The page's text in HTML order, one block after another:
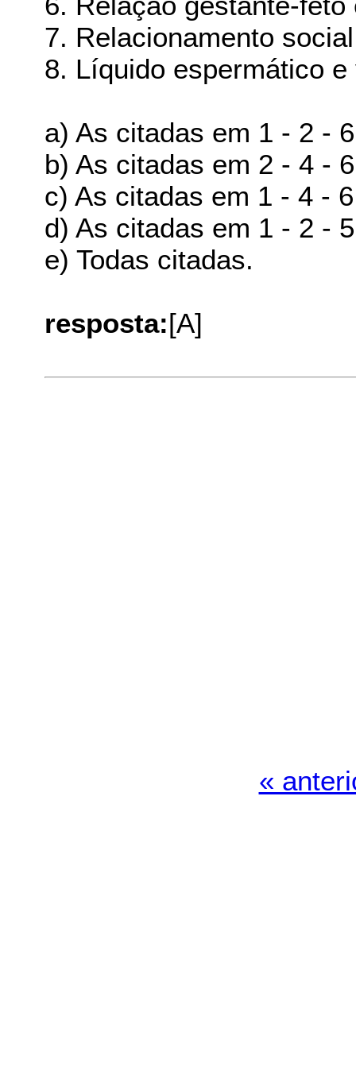
7. Relacionamento
8. Líquido espermático e
a) As citadas em 1 - 2 -
b) As citadas em 2 - 4 -
c) As citadas em 1 - 4 -
d) As citadas em 1 - 2 -
e) Todas citadas.
resposta:[A]
«